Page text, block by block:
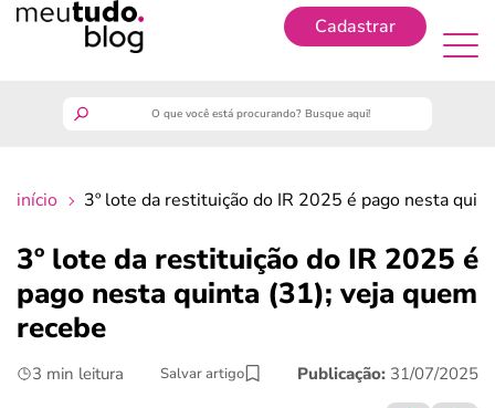
Cadastrar
finanças
benefícios
início 3º lote da restituição do IR 2025 é pago nesta
3º lote da restituição do IR 2025 é
pago nesta quinta (31); veja quem
recebe
3 min leitura Salvar artigo Publicação: 31/07/2025